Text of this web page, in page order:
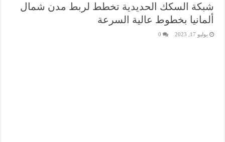
شبكة السكك الحديدية تخطط لربط مدن شمال
ألمانيا بخطوط عالية السرعة
يوليو 17, 2023 0